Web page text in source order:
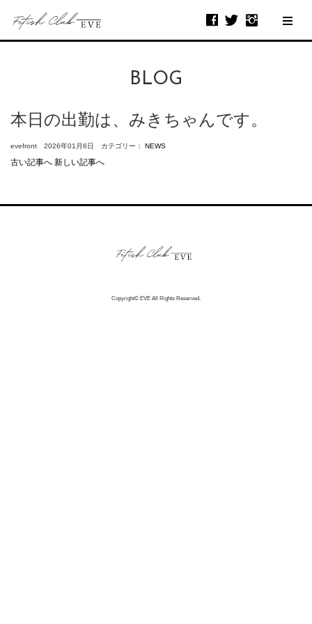
BLOG
本日の出勤は、みきちゃんです。
evefront 2026年01月6日 カテゴリー： NEWS
古い記事へ 新しい記事へ
Copyright© EVE All Rights Reserved.